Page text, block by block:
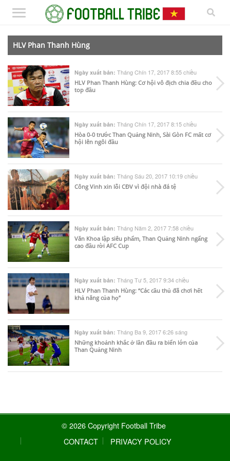
HLV Phan Thanh Hùng
Ngày xuất bản: Tháng Chín 17, 2017 8:55 chiều
HLV Phan Thanh Hùng: Cơ hội vô địch chia đều cho
top đầu
Ngày xuất bản: Tháng Chín 17, 2017 8:15 chiều
Hòa 0-0 trước Than Quảng Ninh, Sài Gòn FC mất cơ
hội lên ngôi đầu
Ngày xuất bản: Tháng Sáu 20, 2017 10:19 chiều
Công Vinh xin lỗi CĐV vì đội nhà đá tệ
Ngày xuất bản: Tháng Năm 2, 2017 7:58 chiều
Văn Khoa lập siêu phẩm, Than Quảng Ninh ngẩng
cao đầu rời AFC Cup
Ngày xuất bản: Tháng Tư 5, 2017 9:34 chiều
HLV Phan Thanh Hùng: “Các cầu thủ đã chơi hết
khả năng của họ”
Ngày xuất bản: Tháng Ba 9, 2017 6:26 sáng
Những khoảnh khắc ở lần đầu ra biển lớn của
Than Quảng Ninh
© 2026 Copyright Football Tribe
CONTACT
PRIVACY POLICY